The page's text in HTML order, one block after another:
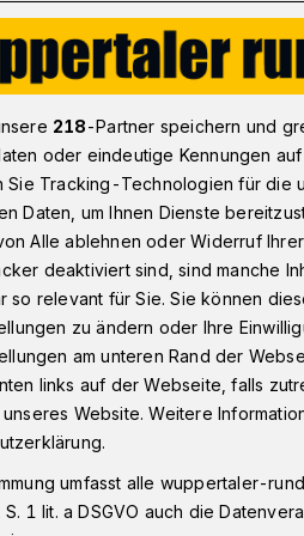
in Wuppertal arbeiten
pro Woche und
arbeiten in Wuppertal
Niedriglohnsektor.
218-Partner speichern und
oder eindeutige Kennungen
Sie Tracking-Technologien für die
Daten, um Ihnen Dienste
Alle ablehnen oder Widerruf
deaktiviert sind, sind manche
so relevant für Sie. Sie können
zu ändern oder Ihre
am unteren Rand der
links auf der Webseite, falls
Website. Weitere
umfasst alle wuppertaler-
1 lit. a DSGVO auch die